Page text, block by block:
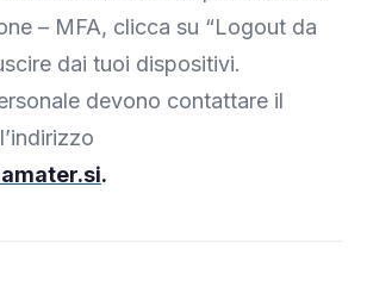
– MFA, clicca su “Logout da
dai tuoi dispositivi.
devono contattare il
.